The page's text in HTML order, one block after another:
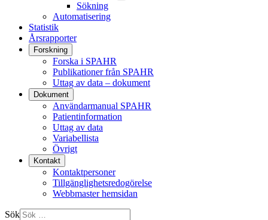
Sökning
Automatisering
Statistik
Årsrapporter
Forskning
Forska i SPAHR
Publikationer från SPAHR
Uttag av data – dokument
Dokument
Användarmanual SPAHR
Patientinformation
Uttag av data
Variabellista
Övrigt
Kontakt
Kontaktpersoner
Tillgänglighetsredogörelse
Webbmaster hemsidan
Sök